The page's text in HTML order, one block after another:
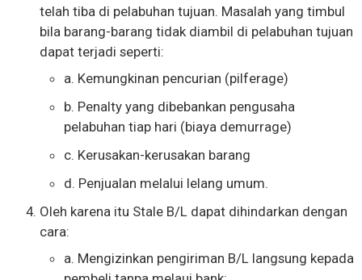
telah tiba di pelabuhan tujuan. Masalah yang timbul
bila barang-barang tidak diambil di pelabuhan tujuan
dapat terjadi seperti:
a. Kemungkinan pencurian (pilferage)
b. Penalty yang dibebankan pengusaha
pelabuhan tiap hari (biaya demurrage)
c. Kerusakan-kerusakan barang
d. Penjualan melalui lelang umum.
Oleh karena itu Stale B/L dapat dihindarkan dengan
cara:
a. Mengizinkan pengiriman B/L langsung kepada